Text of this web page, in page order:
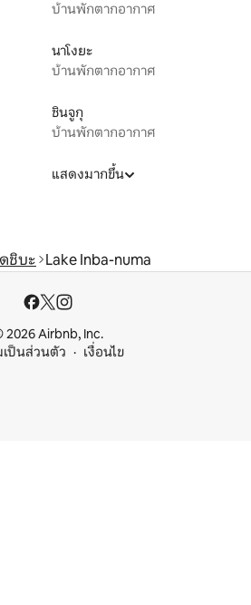
บ้านพักตากอากาศ
นาโงยะ
บ้านพักตากอากาศ
ชินจูกุ
บ้านพักตากอากาศ
แสดงมากขึ้น
ชิบะ Lake Inba-numa
2026 Airbnb, Inc.
เป็นส่วนตัว
เงื่อนไข